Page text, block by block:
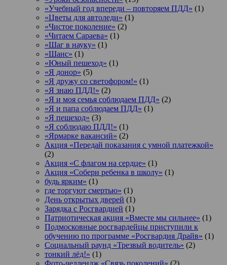
«Учебный год впереди – повторяем ПДД» (1)
«Цветы для автоледи» (1)
«Чистое поколение» (2)
«Читаем Сараева» (1)
«Шаг в науку» (1)
«Шанс» (1)
«Юный пешеход» (1)
«Я донор» (5)
«Я дружу со светофором!» (1)
«Я знаю ПДД!» (2)
«Я и моя семья соблюдаем ПДД» (2)
«Я и папа соблюдаем ПДД» (1)
«Я пешеход» (3)
«Я соблюдаю ПДД!» (1)
«Ярмарке вакансий» (2)
Акция «Передай показания с умной платежкой»
(2)
Акция «С флагом на сердце» (1)
Акция «Собери ребенка в школу» (1)
будь ярким» (1)
где торгуют смертью» (1)
День открытых дверей (1)
Зарядка с Росгвардией (1)
Патриотическая акция «Вместе мы сильнее» (1)
Подмосковные росгвардейцы приступили к
обучению по программе «Росгвардия Драйв» (1)
Социальный раунд «Трезвый водитель» (2)
тонкий лёд!» (1)
Фото-челлендж «Связь поколений» (2)